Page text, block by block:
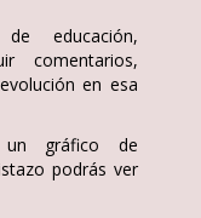
educación,
comentarios,
en esa
un gráfico de
podrás ver